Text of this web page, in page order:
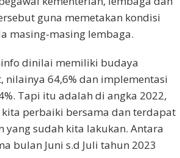
guna memetakan kondisi
masing-masing lembaga.
dinilai memiliki budaya
nilainya 64,6% dan implementasi
Tapi itu adalah di angka 2022,
perbaiki bersama dan terdapat
yang sudah kita lakukan. Antara
bulan Juni s.d Juli tahun 2023